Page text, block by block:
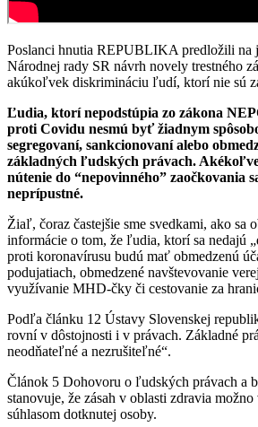
Poslanci hnutia REPUBLIKA predložili na
Národnej rady SR návrh novely trestného
akúkoľvek diskrimináciu ľudí, ktorí nie sú
Ľudia, ktorí nepodstúpia zo zákona
proti Covidu nesmú byť žiadnym
segregovaní, sankcionovaní alebo
základných ľudských právach.
nútenie do “nepovinného” zaočkovania
neprípustné.
Žiaľ, čoraz častejšie sme svedkami, ako sa
informácie o tom, že ľudia, ktorí sa nedajú
proti koronavírusu budú mať obmedzenú
podujatiach, obmedzené navštevovanie
využívanie MHD-čky či cestovanie za
Podľa článku 12 Ústavy Slovenskej
rovní v dôstojnosti i v právach. Základné
neodňateľné a nezrušiteľné“.
Článok 5 Dohovoru o ľudských právach a
stanovuje, že zásah v oblasti zdravia
súhlasom dotknutej osoby.